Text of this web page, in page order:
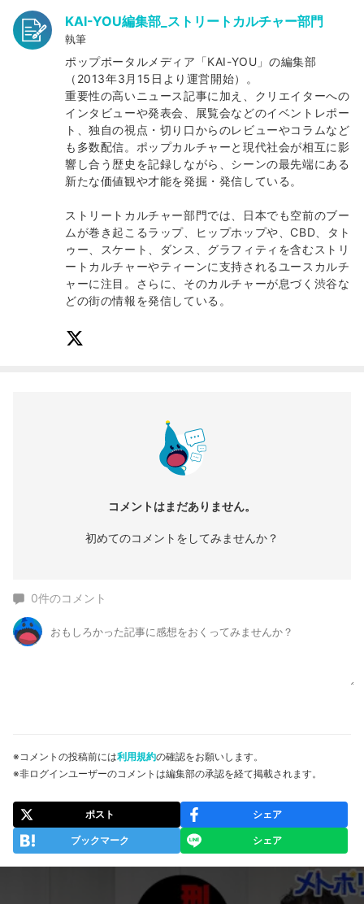
KAI-YOU編集部_ストリートカルチャー部門
執筆
ポップポータルメディア「KAI-YOU」の編集部
（2013年3月15日より運営開始）。
重要性の高いニュース記事に加え、クリエイターへの
インタビューや発表会、展覧会などのイベントレポー
ト、独自の視点・切り口からのレビューやコラムなど
も多数配信。ポップカルチャーと現代社会が相互に影
響し合う歴史を記録しながら、シーンの最先端にある
新たな価値観や才能を発掘・発信している。
ストリートカルチャー部門では、日本でも空前のブー
ムが巻き起こるラップ、ヒップホップや、CBD、タト
ゥー、スケート、ダンス、グラフィティを含むストリ
ートカルチャーやティーンに支持されるユースカルチ
ャーに注目。さらに、そのカルチャーが息づく渋谷な
どの街の情報を発信している。
コメントはまだありません。
初めてのコメントをしてみませんか？
0件のコメント
※コメントの投稿前には利用規約の確認をお願いします。
※非ログインユーザーのコメントは編集部の承認を経て掲載されます。
ポスト シェア
ブックマーク シェア